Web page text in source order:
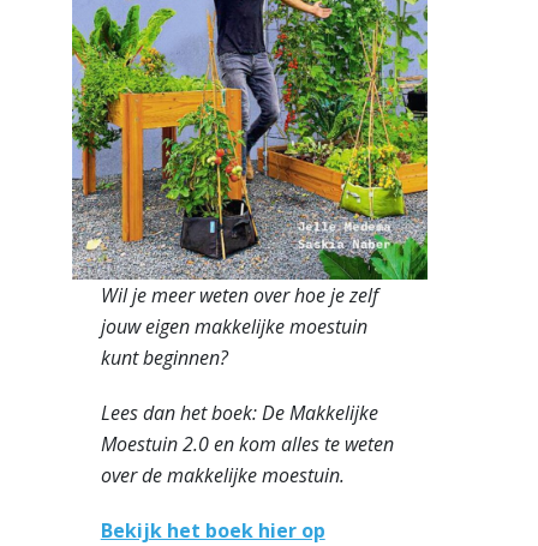
Wil je meer weten over hoe je zelf
jouw eigen makkelijke moestuin
kunt beginnen?
Lees dan het boek: De Makkelijke
Moestuin 2.0 en kom alles te weten
over de makkelijke moestuin.
Bekijk het boek hier op